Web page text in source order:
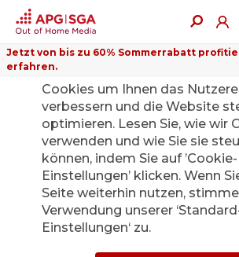
Jetzt von bis zu 60% Sommerrabatt
erfahren.
Zurück
Poster of the
– die
Auf dieser Website verwenden
Cookies um Ihnen das
verbessern und die Website
optimieren. Lesen Sie, wie wir
verwenden und wie Sie sie
können, indem Sie auf ’Cookie-
Einstellungen’ klicken. Wenn
Seite weiterhin nutzen,
Verwendung unserer
Einstellungen‘ zu.